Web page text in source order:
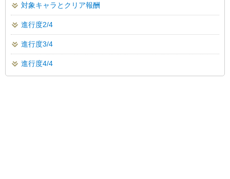
対象キャラとクリア報酬
進行度2/4
進行度3/4
進行度4/4